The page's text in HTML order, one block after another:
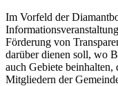
Im Vorfeld der
Förderung von
darüber dienen soll, wo
auch Gebiete
Mitgliedern der